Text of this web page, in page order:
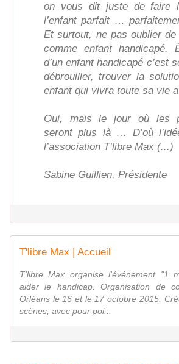
on vous dit juste de faire
l’enfant parfait …
Et surtout, ne pas oublier
comme enfant handicapé.
d’un enfant handicapé c’est
débrouiller, trouver la
enfant qui vivra toute sa vie
Oui, mais le jour où les
seront plus là … D’où
l’association T’libre Max (...)
Sabine Guillien, Présidente
T'libre Max | Accueil
T'libre Max organise l'événement "1
aider le handicap. Organisation de
Orléans le 16 et le 17 octobre 2015.
scènes, avec pour poi...